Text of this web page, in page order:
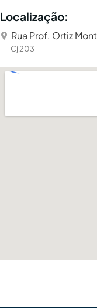
Localização:
Rua Prof. Ortiz
Cj 203